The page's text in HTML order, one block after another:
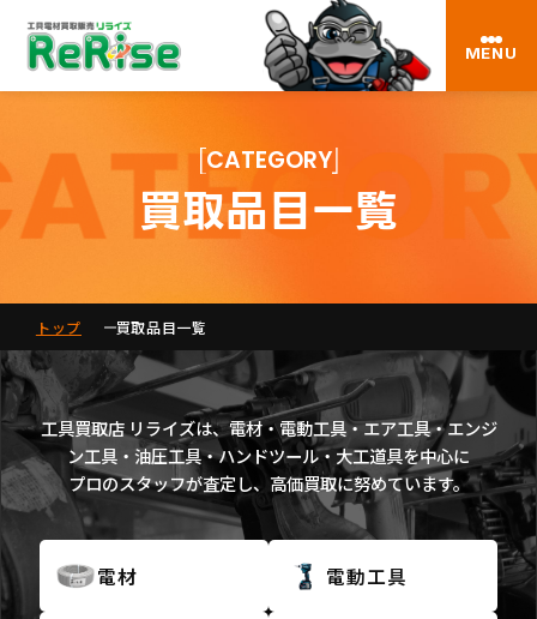
MENU
CATEGORY
買取品目一覧
トップ 買取品目一覧
工具買取店 リライズは、電材・電動工具・エア工具・エンジ
ン工具・油圧工具・ハンドツール・大工道具を中心に
プロのスタッフが査定し、高価買取に努めています。
電材 電動工具